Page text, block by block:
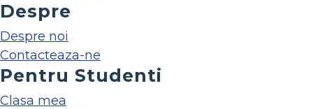
Despre
Despre noi
Contacteaza-ne
Pentru Studenti
Clasa mea